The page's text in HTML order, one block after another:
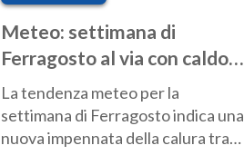
Meteo: settimana di
Ferragosto al via con caldo
intenso e qualche temporale
La tendenza meteo per la
settimana di Ferragosto indica una
nuova impennata della calura tra